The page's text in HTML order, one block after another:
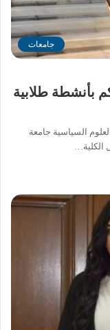
جامعات
بأنشطة طلابية
السياسية جامعة
الكلية…